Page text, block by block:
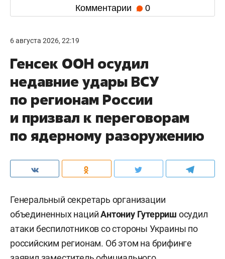
Комментарии 0
6 августа 2026, 22:19
Генсек ООН осудил
недавние удары ВСУ
по регионам России
и призвал к переговорам
по ядерному разоружению
Генеральный секретарь организации
объединенных нацийАнтониу Гутерриш осудил
атаки беспилотников со стороны Украины по
российским регионам. Об этом на брифинге